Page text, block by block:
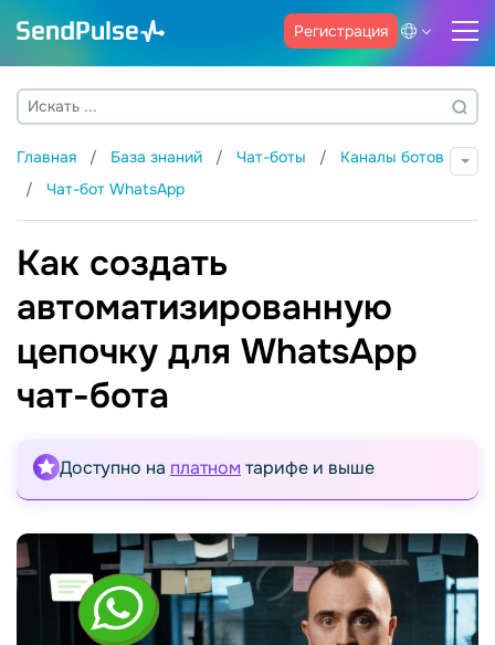
Регистрация
Главная База знаний Чат-боты
Каналы ботов
Чат-бот WhatsApp
Как создать
автоматизированную
цепочку для WhatsApp
чат-бота
Доступно на платном тарифе и выше